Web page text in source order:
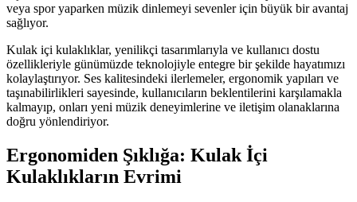
veya spor yaparken müzik dinlemeyi sevenler için büyük bir avantaj
sağlıyor.
Kulak içi kulaklıklar, yenilikçi tasarımlarıyla ve kullanıcı dostu
özellikleriyle günümüzde teknolojiyle entegre bir şekilde hayatımızı
kolaylaştırıyor. Ses kalitesindeki ilerlemeler, ergonomik yapıları ve
taşınabilirlikleri sayesinde, kullanıcıların beklentilerini karşılamakla
kalmayıp, onları yeni müzik deneyimlerine ve iletişim olanaklarına
doğru yönlendiriyor.
Ergonomiden Şıklığa: Kulak İçi
Kulaklıkların Evrimi